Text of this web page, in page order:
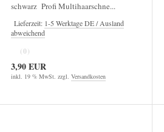
schwarz Profi Multihaarschne...
Lieferzeit: 1-5 Werktage DE / Ausland
abweichend
(0)
3,90 EUR
inkl. 19 % MwSt. zzgl. Versandkosten